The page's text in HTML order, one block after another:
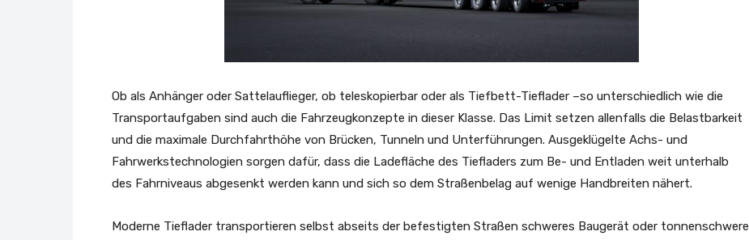
Ob als Anhänger oder Sattelauflieger, ob teleskopierbar oder als Tiefbett-Tieflader –so unterschiedlich wie die
Transportaufgaben sind auch die Fahrzeugkonzepte in dieser Klasse. Das Limit setzen allenfalls die Belastbarkeit
und die maximale Durchfahrthöhe von Brücken, Tunneln und Unterführungen. Ausgeklügelte Achs- und
Fahrwerkstechnologien sorgen dafür, dass die Ladefläche des Tiefladers zum Be- und Entladen weit unterhalb
des Fahrniveaus abgesenkt werden kann und sich so dem Straßenbelag auf wenige Handbreiten nähert.
Moderne Tieflader transportieren selbst abseits der befestigten Straßen schweres Baugerät oder tonnenschwere